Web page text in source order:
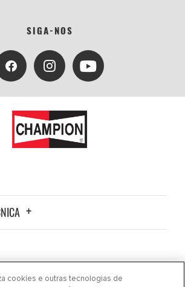
SIGA-NOS
cookies e outras tecnologias de